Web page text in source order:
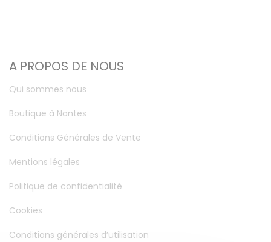
A PROPOS DE NOUS
Qui sommes nous
Boutique à Nantes
Conditions Générales de Vente
Mentions légales
Politique de confidentialité
Cookies
Conditions générales d’utilisation